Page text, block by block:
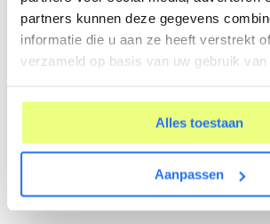
partners kunnen deze gegevens
informatie die u aan ze heeft verstrekt
verzameld op basis van uw gebruik
Alles toestaan
Aanpassen
verantwoording af te leggen,
stellen en samen te werken met
partijen. Verder bewaakt de
overdrachten. Bij meerdere
dit om een gestructureerde
georganiseerd systeem.
Wanneer helpt re-integratie
overzicht?